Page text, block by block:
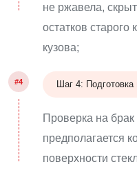
не ржавела,
остатков старого
кузова;
#4 Шаг 4: Подготовка
Проверка на брак
предполагается
поверхности